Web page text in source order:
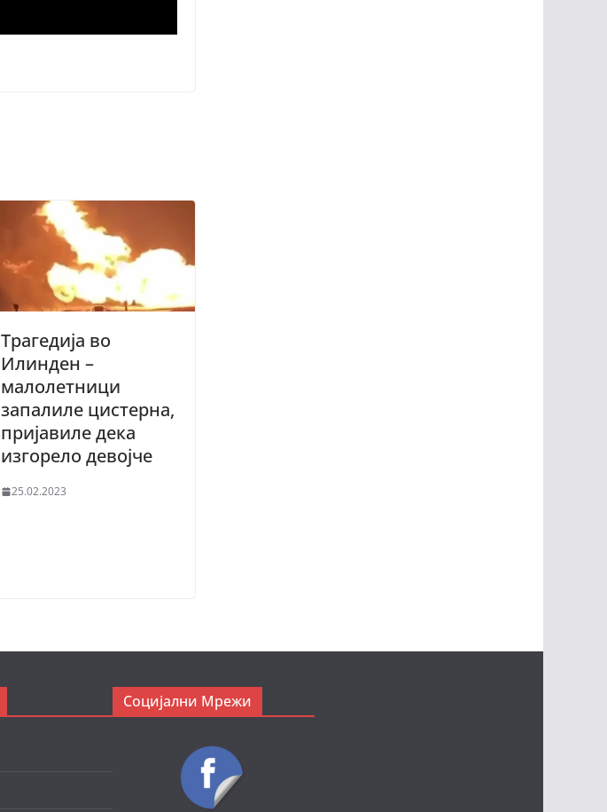
Трагедија во
Илинден –
малолетници
запалиле цистерна,
пријавиле дека
изгорело девојче
25.02.2023
Социјални Мрежи